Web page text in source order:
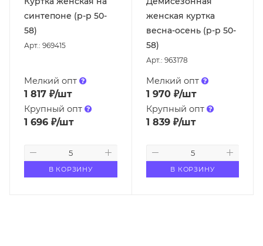
синтепоне (р-р 50-
58)
Арт.: 969415
Мелкий опт
1 817 ₽/шт
Крупный опт
1 696 ₽/шт
В КОРЗИНУ
женская куртка
весна-осень (р-р 50-
58)
Арт.: 963178
Мелкий опт
1 970₽/шт
Крупный опт
1 839₽/шт
В КОРЗИНУ